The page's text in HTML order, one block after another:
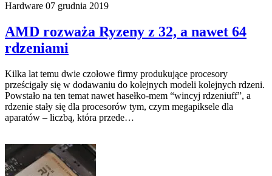
Hardware 07 grudnia 2019
AMD rozważa Ryzeny z 32, a nawet 64
rdzeniami
Kilka lat temu dwie czołowe firmy produkujące procesory
prześcigały się w dodawaniu do kolejnych modeli kolejnych rdzeni.
Powstało na ten temat nawet hasełko-mem “wincyj rdzeniuff”, a
rdzenie stały się dla procesorów tym, czym megapiksele dla
aparatów – liczbą, która przede…